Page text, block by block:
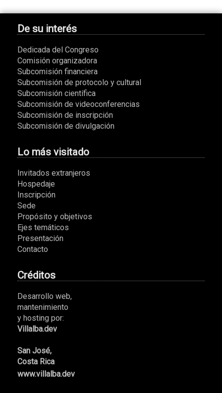
De su interés
Dedicada del Congreso
Comisión organizadora
Subcomisión financiera
Subcomisión de protocolo y cultural
Subcomisión científica
Subcomisión de videoconferencias
Subcomisión de inscripción
Subcomisión de divulgación
Lo más visitado
Invitados extranjeros
Hospedaje
Inscripción
Sede
Propósito y objetivos
Ejes temáticos
Presentación
Contacto
Créditos
Desarrollo web,
mantenimiento
y hosting por:
Villalba.dev
San José,
Costa Rica
www.villalba.dev